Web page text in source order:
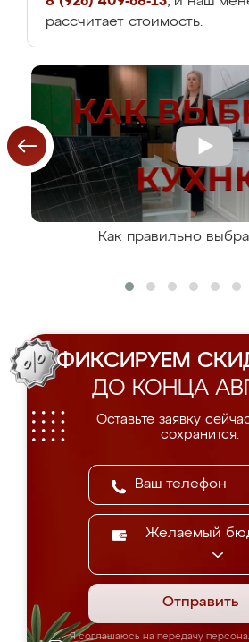
рассчитает стоимость.
Как правильно
ФИКСИРУЕМ
ДО КОНЦА
Оставьте заявку
сохранится.
Желаемый
Отправить
Я соглашаюсь на передачу